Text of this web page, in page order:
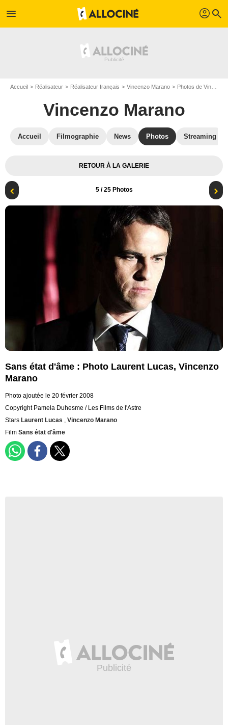
menu profil search
Accueil Réalisateur Réalisateur français Vincenzo Marano Photos de Vincenzo Marano
Vincenzo Marano
Accueil Filmographie News Photos Streaming
RETOUR À LA GALERIE
5/ 25 Photos
Sans état d'âme : Photo Laurent Lucas, Vincenzo
Marano
Photo ajoutée le 20 février 2008
Copyright Pamela Duhesme / Les Films de l'Astre
Stars Laurent Lucas , Vincenzo Marano
Film Sans état d'âme